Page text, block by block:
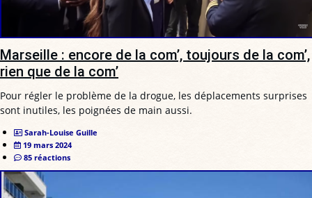
Marseille : encore de la com’, toujours de la com’,
rien que de la com’
Pour régler le problème de la drogue, les déplacements surprises
sont inutiles, les poignées de main aussi.
Sarah-Louise Guille
19 mars 2024
85 réactions